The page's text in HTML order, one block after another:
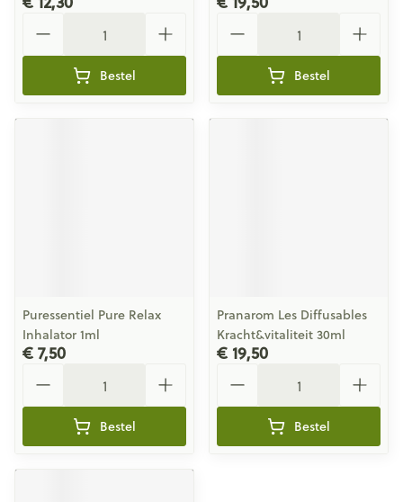
Bestel Bestel
Puressentiel Pure Relax
Inhalator 1ml
€ 7,50
Bestel
Pranarom Les Diffusables
Kracht&vitaliteit 30ml
€ 19,50
Bestel